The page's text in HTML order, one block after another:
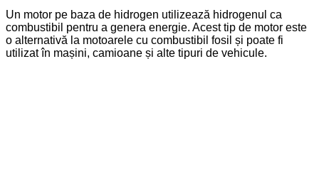
Un motor pe baza de hidrogen utilizează hidrogenul ca
combustibil pentru a genera energie. Acest tip de motor este
o alternativă la motoarele cu combustibil fosil și poate fi
utilizat în mașini, camioane și alte tipuri de vehicule.